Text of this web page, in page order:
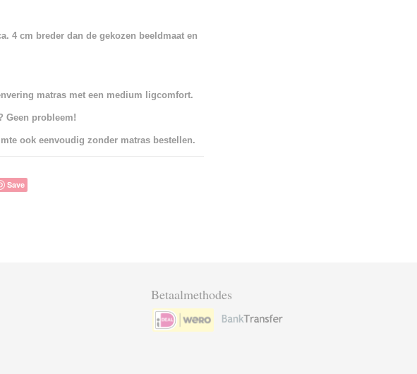
4 cm breder dan de gekozen beeldmaat en
matras met een medium ligcomfort.
Geen probleem!
ook eenvoudig zonder matras bestellen.
Save
Betaalmethodes